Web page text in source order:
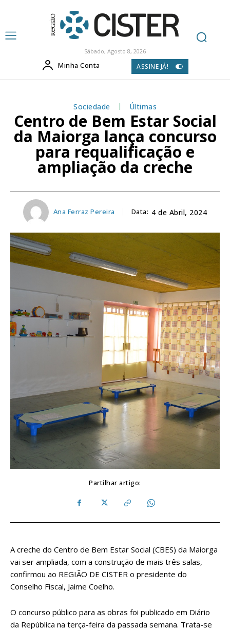
Sábado, Agosto 8, 2026
Minha Conta ASSINE JÁ!
Sociedade Últimas
Centro de Bem Estar Social
da Maiorga lança concurso
para requalificação e
ampliação da creche
Ana Ferraz Pereira Data: 4 de Abril, 2024
Partilhar artigo:
A creche do Centro de Bem Estar Social (CBES) da Maiorga
vai ser ampliada, com a construção de mais três salas,
confirmou ao REGIÃO DE CISTER o presidente do
Conselho Fiscal, Jaime Coelho.
O concurso público para as obras foi publicado em Diário
da República na terça-feira da passada semana. Trata-se